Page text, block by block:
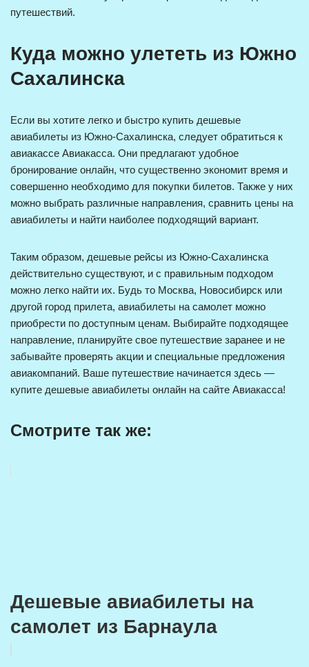
путешествий.
Куда можно улететь из Южно
Сахалинска
Если вы хотите легко и быстро купить дешевые
авиабилеты из Южно-Сахалинска, следует обратиться к
авиакассе Авиакасса. Они предлагают удобное
бронирование онлайн, что существенно экономит время и
совершенно необходимо для покупки билетов. Также у них
можно выбрать различные направления, сравнить цены на
авиабилеты и найти наиболее подходящий вариант.
Таким образом, дешевые рейсы из Южно-Сахалинска
действительно существуют, и с правильным подходом
можно легко найти их. Будь то Москва, Новосибирск или
другой город прилета, авиабилеты на самолет можно
приобрести по доступным ценам. Выбирайте подходящее
направление, планируйте свое путешествие заранее и не
забывайте проверять акции и специальные предложения
авиакомпаний. Ваше путешествие начинается здесь —
купите дешевые авиабилеты онлайн на сайте Авиакасса!
Смотрите так же:
Дешевые авиабилеты на
самолет из Барнаула